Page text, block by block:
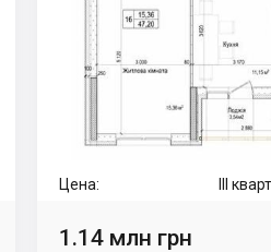
Цена: III
1.14 млн грн